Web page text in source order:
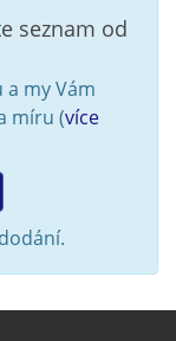
seznam od
my Vám
míru (více